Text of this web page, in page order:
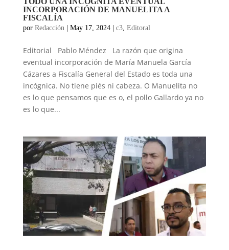
INCORPORACIÓN DE MANUELITA A
FISCALÍA
por Redacción | May 17, 2024| c3, Editoral
Editorial Pablo Méndez La razón que origina
eventual incorporación de María Manuela García
Cázares a Fiscalía General del Estado es toda una
incógnica. No tiene piés ni cabeza. O Manuelita no
es lo que pensamos que es o, el pollo Gallardo ya no
es lo que...